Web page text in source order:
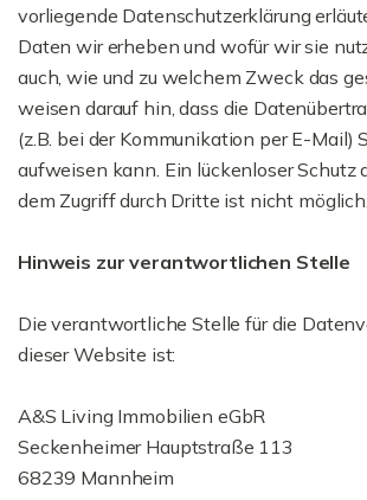
vorliegende Datenschutzerklärung
Daten wir erheben und wofür wir sie
auch, wie und zu welchem Zweck das
weisen darauf hin, dass die
(z.B. bei der Kommunikation per E-Mail)
aufweisen kann. Ein lückenloser Schutz
dem Zugriff durch Dritte ist nicht möglich.
Hinweis zur verantwortlichen Stelle
Die verantwortliche Stelle für die
dieser Website ist:
A&S Living Immobilien eGbR
Seckenheimer Hauptstraße 113
68239 Mannheim